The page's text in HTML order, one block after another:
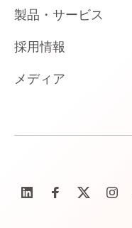
製品・サービス
採用情報
メディア